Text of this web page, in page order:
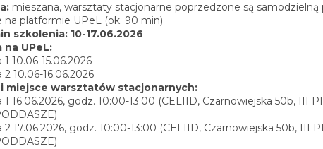
mieszana, warsztaty stacjonarne poprzedzone są samodzielną
na platformie UPeL (ok. 90 min)
szkolenia: 10-17.06.2026
na UPeL:
1 10.06-15.06.2026
2 10.06-16.06.2026
miejsce warsztatów stacjonarnych:
1 16.06.2026, godz. 10:00-13:00 (CELIID, Czarnowiejska 50b, III
2 17.06.2026, godz. 10:00-13:00 (CELIID, Czarnowiejska 50b, III